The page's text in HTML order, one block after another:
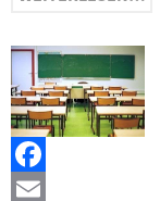
Facebook